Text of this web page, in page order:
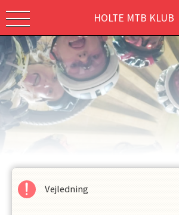
HOLTE MTB KLUB
Vejledning